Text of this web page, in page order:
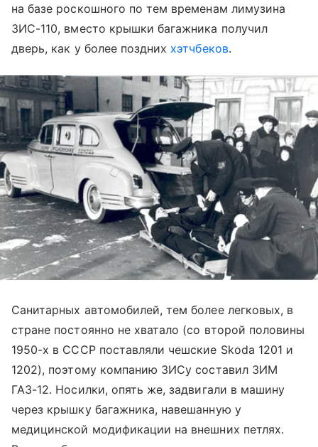
на базе роскошного по тем временам лимузина
ЗИС-110, вместо крышки багажника получил
дверь, как у более поздних хэтчбеков.
Санитарных автомобилей, тем более легковых, в
стране постоянно не хватало (со второй половины
1950-х в СССР поставляли чешские Skoda 1201 и
1202), поэтому компанию ЗИСу составил ЗИМ
ГАЗ-12. Носилки, опять же, задвигали в машину
через крышку багажника, навешанную у
медицинской модификации на внешних петлях.